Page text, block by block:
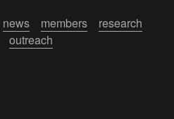
news members
research
outreach